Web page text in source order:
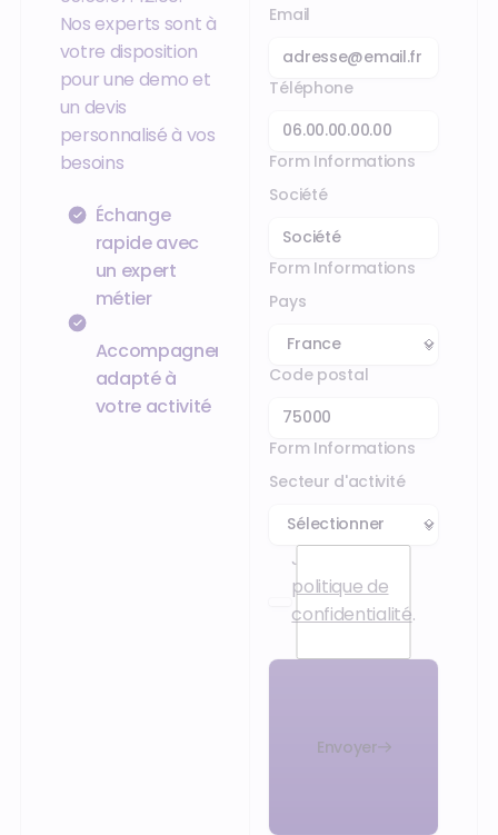
Nos experts sont à
votre disposition
pour une demo et
un devis
personnalisé à vos
besoins
Échange
rapide avec
un expert
métier
Accompagnement
adapté à
votre activité
Email
Téléphone
Form Informations
Société
Form Informations
Pays
Code postal
Form Informations
Secteur d'activité
J’accepte la
politique de
confidentialité.
Envoyer